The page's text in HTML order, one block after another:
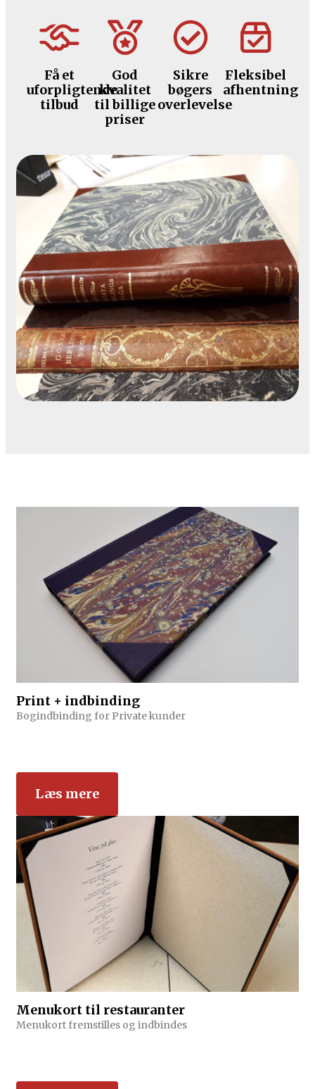
Få et
uforpligtende
tilbud
God
kvalitet
til billige
priser
Sikre
bøgers
overlevelse
Fleksibel
afhentning
Print + indbinding
Bogindbinding for Private kunder
Læs mere
Menukort til restauranter
Menukort fremstilles og indbindes